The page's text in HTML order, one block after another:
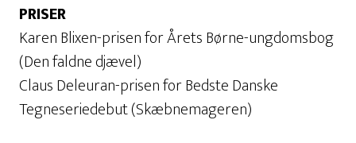
PRISER
Karen Blixen-prisen for Årets Børne-ungdomsbog
(Den faldne djævel)
Claus Deleuran-prisen for Bedste Danske
Tegneseriedebut (Skæbnemageren)